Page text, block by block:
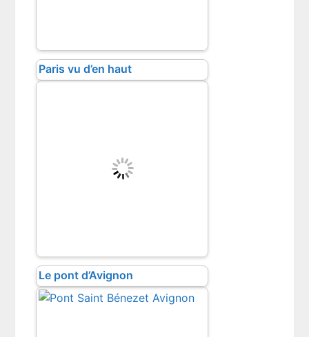
Paris vu d’en haut
Le pont d’Avignon